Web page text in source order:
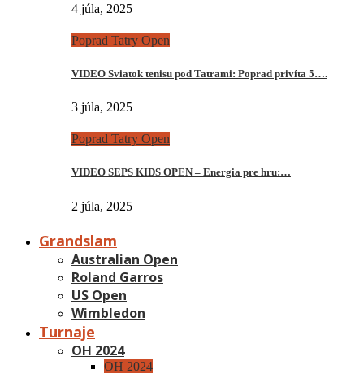
4 júla, 2025
Poprad Tatry Open
VIDEO Sviatok tenisu pod Tatrami: Poprad privíta 5….
3 júla, 2025
Poprad Tatry Open
VIDEO SEPS KIDS OPEN – Energia pre hru:…
2 júla, 2025
Grandslam
Australian Open
Roland Garros
US Open
Wimbledon
Turnaje
OH 2024
OH 2024